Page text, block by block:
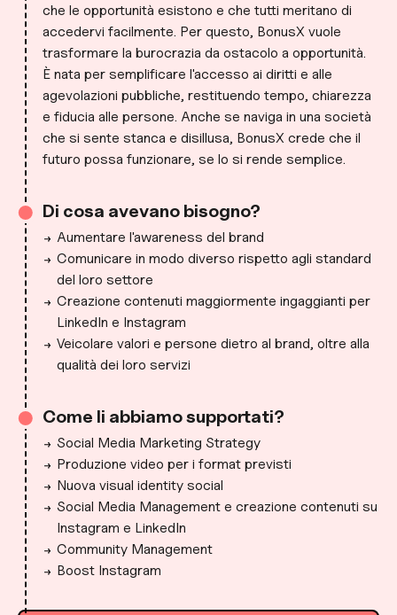
che le opportunità esistono e che tutti meritano di
accedervi facilmente. Per questo, BonusX vuole
trasformare la burocrazia da ostacolo a opportunità.
È nata per semplificare l'accesso ai diritti e alle
agevolazioni pubbliche, restituendo tempo, chiarezza
e fiducia alle persone. Anche se naviga in una società
che si sente stanca e disillusa, BonusX crede che il
futuro possa funzionare, se lo si rende semplice.
Di cosa avevano bisogno?
Aumentare l'awareness del brand
Comunicare in modo diverso rispetto agli standard
del loro settore
Creazione contenuti maggiormente ingaggianti per
LinkedIn e Instagram
Veicolare valori e persone dietro al brand, oltre alla
qualità dei loro servizi
Come li abbiamo supportati?
Social Media Marketing Strategy
Produzione video per i format previsti
Nuova visual identity social
Social Media Management e creazione contenuti su
Instagram e LinkedIn
Community Management
Boost Instagram